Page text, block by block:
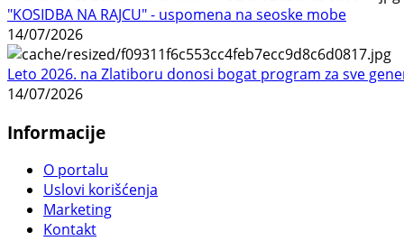
"KOSIDBA NA RAJCU" - uspomena na seoske mobe
14/07/2026
Leto 2026. na Zlatiboru donosi bogat program za sve
14/07/2026
Informacije
O portalu
Uslovi korišćenja
Marketing
Kontakt